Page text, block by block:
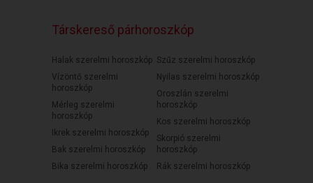
Társkereső párhoroszkóp
Halak szerelmi horoszkóp
Vízöntő szerelmi
horoszkóp
Mérleg szerelmi
horoszkóp
Ikrek szerelmi horoszkóp
Bak szerelmi horoszkóp
Bika szerelmi horoszkóp
Szűz szerelmi horoszkóp
Nyilas szerelmi horoszkóp
Oroszlán szerelmi
horoszkóp
Kos szerelmi horoszkóp
Skorpió szerelmi
horoszkóp
Rák szerelmi horoszkóp